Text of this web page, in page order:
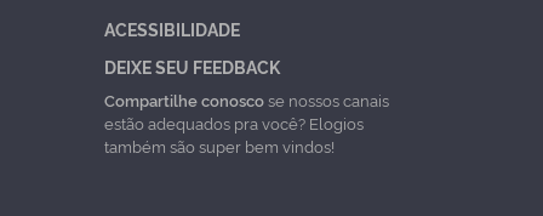
ACESSIBILIDADE
DEIXE SEU FEEDBACK
Compartilhe conoscose nossos canais
estão adequados pra você? Elogios
também são super bem vindos!